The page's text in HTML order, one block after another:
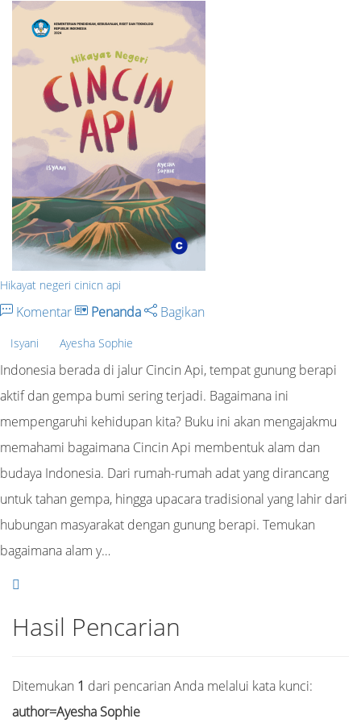
Hikayat negeri cinicn api
Komentar Penanda Bagikan
Isyani Ayesha Sophie
Indonesia berada di jalur Cincin Api, tempat gunung berapi
aktif dan gempa bumi sering terjadi. Bagaimana ini
mempengaruhi kehidupan kita? Buku ini akan mengajakmu
memahami bagaimana Cincin Api membentuk alam dan
budaya Indonesia. Dari rumah-rumah adat yang dirancang
untuk tahan gempa, hingga upacara tradisional yang lahir dari
hubungan masyarakat dengan gunung berapi. Temukan
bagaimana alam y…
Hasil Pencarian
Ditemukan 1 dari pencarian Anda melalui kata kunci:
author=Ayesha Sophie